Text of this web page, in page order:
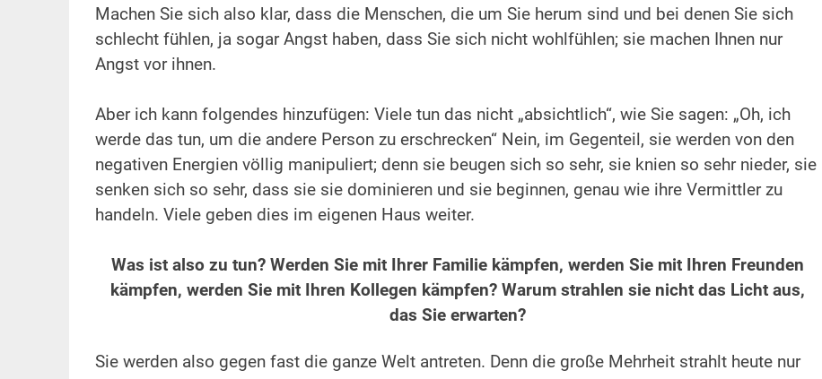
Machen Sie sich also klar, dass die Menschen, die um Sie herum sind und bei denen Sie sich
schlecht fühlen, ja sogar Angst haben, dass Sie sich nicht wohlfühlen; sie machen Ihnen nur
Angst vor ihnen.
Aber ich kann folgendes hinzufügen: Viele tun das nicht „absichtlich“, wie Sie sagen: „Oh, ich
werde das tun, um die andere Person zu erschrecken“ Nein, im Gegenteil, sie werden von den
negativen Energien völlig manipuliert; denn sie beugen sich so sehr, sie knien so sehr nieder, sie
senken sich so sehr, dass sie sie dominieren und sie beginnen, genau wie ihre Vermittler zu
handeln. Viele geben dies im eigenen Haus weiter.
Was ist also zu tun? Werden Sie mit Ihrer Familie kämpfen, werden Sie mit Ihren Freunden
kämpfen, werden Sie mit Ihren Kollegen kämpfen? Warum strahlen sie nicht das Licht aus,
das Sie erwarten?
Sie werden also gegen fast die ganze Welt antreten. Denn die große Mehrheit strahlt heute nur